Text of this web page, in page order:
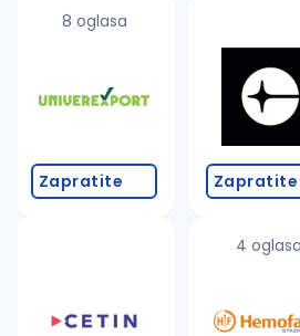
proverite pravopisne
povećajte radijus za
promenite odabrane
8 oglasa
Zapratite Zapratite
4 oglasa